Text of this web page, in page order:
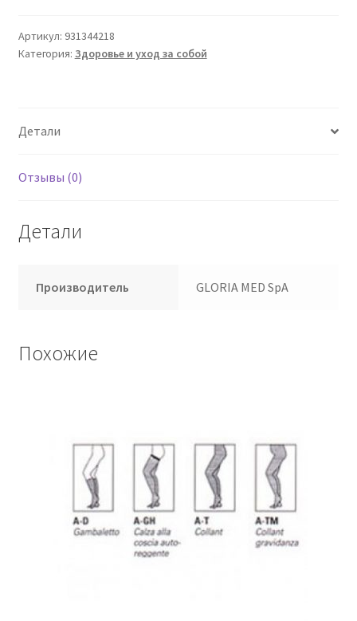
*
Mx
Артикул: 931344218
Категория: Здоровье и уход за собой
Детали
Отзывы (0)
Детали
Производитель GLORIA MED SpA
Похожие